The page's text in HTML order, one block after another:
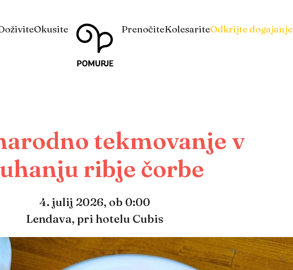
vsebino
Okusite PrenočiteKolesariteOdkrijte dogajanje
tekmovanje v
ribje čorbe
4. julij 2026, ob 0:00
Lendava, pri hotelu Cubis